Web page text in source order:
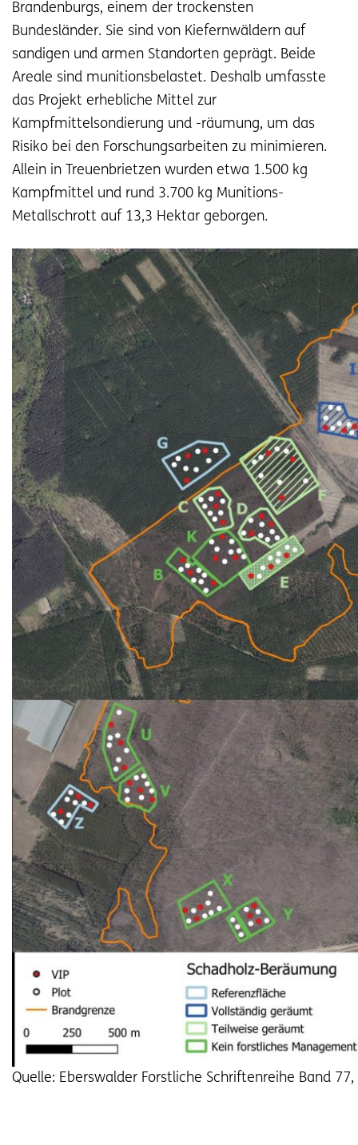
Brandenburgs, einem der trockensten
Bundesländer. Sie sind von Kiefernwäldern auf
sandigen und armen Standorten geprägt. Beide
Areale sind munitionsbelastet. Deshalb umfasste
das Projekt erhebliche Mittel zur
Kampfmittelsondierung und -räumung, um das
Risiko bei den Forschungsarbeiten zu minimieren.
Allein in Treuenbrietzen wurden etwa 1.500 kg
Kampfmittel und rund 3.700 kg Munitions-
Metallschrott auf 13,3 Hektar geborgen.
Quelle: Eberswalder Forstliche Schriftenreihe Band